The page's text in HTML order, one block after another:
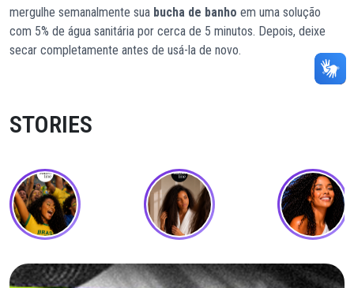
mergulhe semanalmente sua bucha de banho em uma solução
com 5% de água sanitária por cerca de 5 minutos. Depois, deixe
secar completamente antes de usá-la de novo.
STORIES